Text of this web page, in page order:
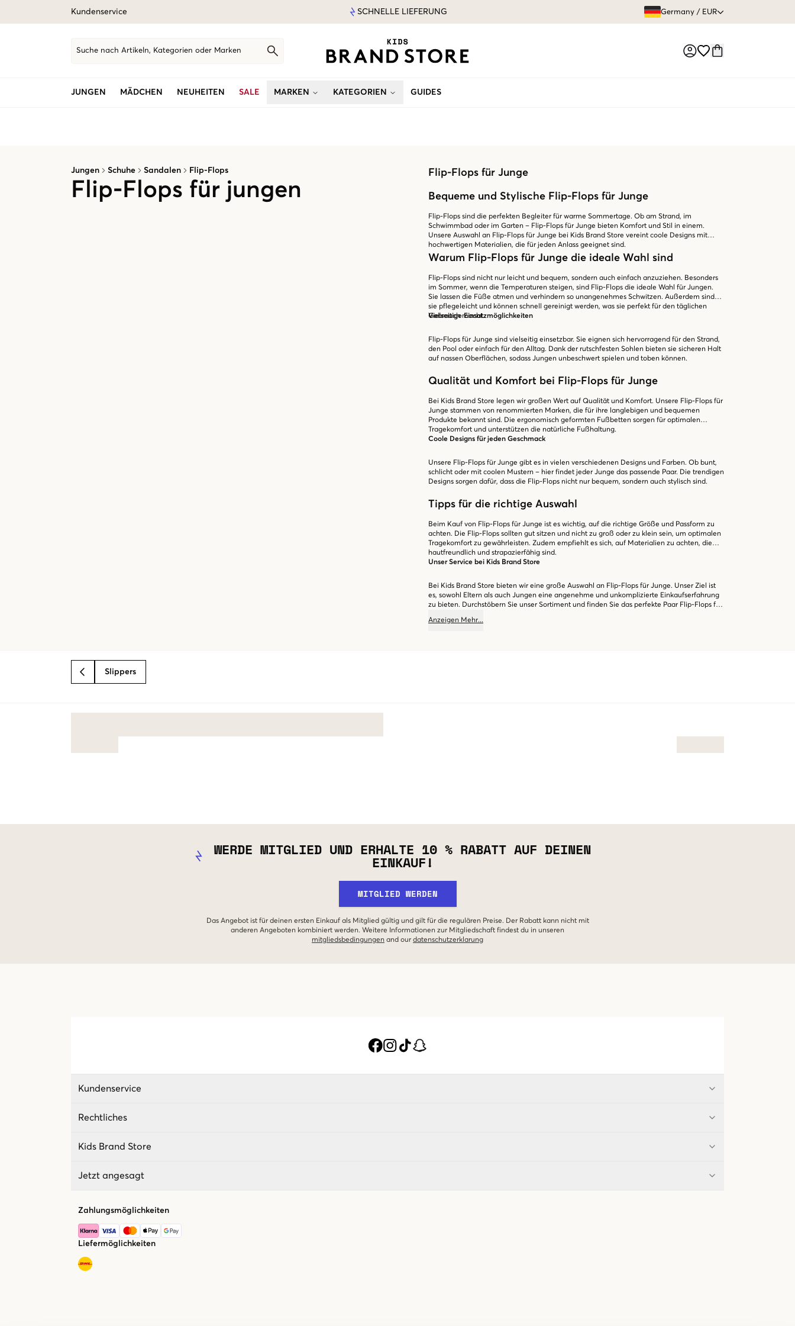
Kundenservice SCHNELLE LIEFERUNG Germany / EUR
Suche nach Artikeln, Kategorien oder Marken
JUNGEN MÄDCHEN NEUHEITEN SALE MARKEN KATEGORIEN GUIDES
Jungen Schuhe Sandalen Flip-Flops
Flip-Flops für jungen
Flip-Flops für Junge
Bequeme und Stylische Flip-Flops für Junge
Flip-Flops sind die perfekten Begleiter für warme Sommertage. Ob am Strand, im
Schwimmbad oder im Garten – Flip-Flops für Junge bieten Komfort und Stil in einem.
Unsere Auswahl an Flip-Flops für Junge bei Kids Brand Store vereint coole Designs mit
hochwertigen Materialien, die für jeden Anlass geeignet sind.
Warum Flip-Flops für Junge die ideale Wahl sind
Flip-Flops sind nicht nur leicht und bequem, sondern auch einfach anzuziehen. Besonders
im Sommer, wenn die Temperaturen steigen, sind Flip-Flops die ideale Wahl für Jungen.
Sie lassen die Füße atmen und verhindern so unangenehmes Schwitzen. Außerdem sind
sie pflegeleicht und können schnell gereinigt werden, was sie perfekt für den täglichen
Gebrauch macht.
Vielseitige Einsatzmöglichkeiten
Flip-Flops für Junge sind vielseitig einsetzbar. Sie eignen sich hervorragend für den Strand,
den Pool oder einfach für den Alltag. Dank der rutschfesten Sohlen bieten sie sicheren Halt
auf nassen Oberflächen, sodass Jungen unbeschwert spielen und toben können.
Qualität und Komfort bei Flip-Flops für Junge
Bei Kids Brand Store legen wir großen Wert auf Qualität und Komfort. Unsere Flip-Flops für
Junge stammen von renommierten Marken, die für ihre langlebigen und bequemen
Produkte bekannt sind. Die ergonomisch geformten Fußbetten sorgen für optimalen
Tragekomfort und unterstützen die natürliche Fußhaltung.
Coole Designs für jeden Geschmack
Unsere Flip-Flops für Junge gibt es in vielen verschiedenen Designs und Farben. Ob bunt,
schlicht oder mit coolen Mustern – hier findet jeder Junge das passende Paar. Die trendigen
Designs sorgen dafür, dass die Flip-Flops nicht nur bequem, sondern auch stylisch sind.
Tipps für die richtige Auswahl
Beim Kauf von Flip-Flops für Junge ist es wichtig, auf die richtige Größe und Passform zu
achten. Die Flip-Flops sollten gut sitzen und nicht zu groß oder zu klein sein, um optimalen
Tragekomfort zu gewährleisten. Zudem empfiehlt es sich, auf Materialien zu achten, die
hautfreundlich und strapazierfähig sind.
Unser Service bei Kids Brand Store
Bei Kids Brand Store bieten wir eine große Auswahl an Flip-Flops für Junge. Unser Ziel ist
es, sowohl Eltern als auch Jungen eine angenehme und unkomplizierte Einkaufserfahrung
zu bieten. Durchstöbern Sie unser Sortiment und finden Sie das perfekte Paar Flip-Flops für
Anzeigen Mehr...
BACK Slippers
WERDE MITGLIED UND ERHALTE 10 % RABATT AUF DEINEN
EINKAUF!
MITGLIED WERDEN
Das Angebot ist für deinen ersten Einkauf als Mitglied gültig und gilt für die regulären Preise. Der Rabatt kann nicht mit
anderen Angeboten kombiniert werden. Weitere Informationen zur Mitgliedschaft findest du in unseren
mitgliedsbedingungen and our datenschutzerklarung
Kundenservice
Rechtliches
Kids Brand Store
Jetzt angesagt
Zahlungsmöglichkeiten
Liefermöglichkeiten